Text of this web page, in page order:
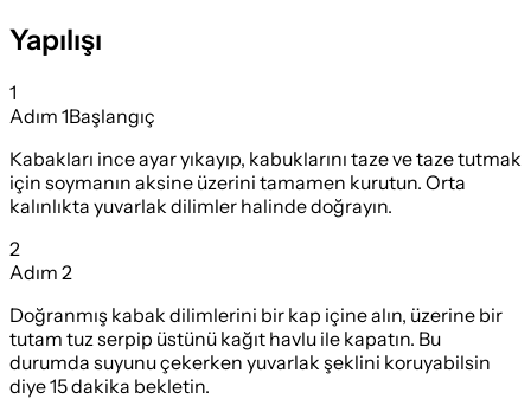
Yapılışı
1
Adım 1Başlangıç
Kabakları ince ayar yıkayıp, kabuklarını taze ve taze tutmak
için soymanın aksine üzerini tamamen kurutun. Orta
kalınlıkta yuvarlak dilimler halinde doğrayın.
2
Adım 2
Doğranmış kabak dilimlerini bir kap içine alın, üzerine bir
tutam tuz serpip üstünü kağıt havlu ile kapatın. Bu
durumda suyunu çekerken yuvarlak şeklini koruyabilsin
diye 15 dakika bekletin.